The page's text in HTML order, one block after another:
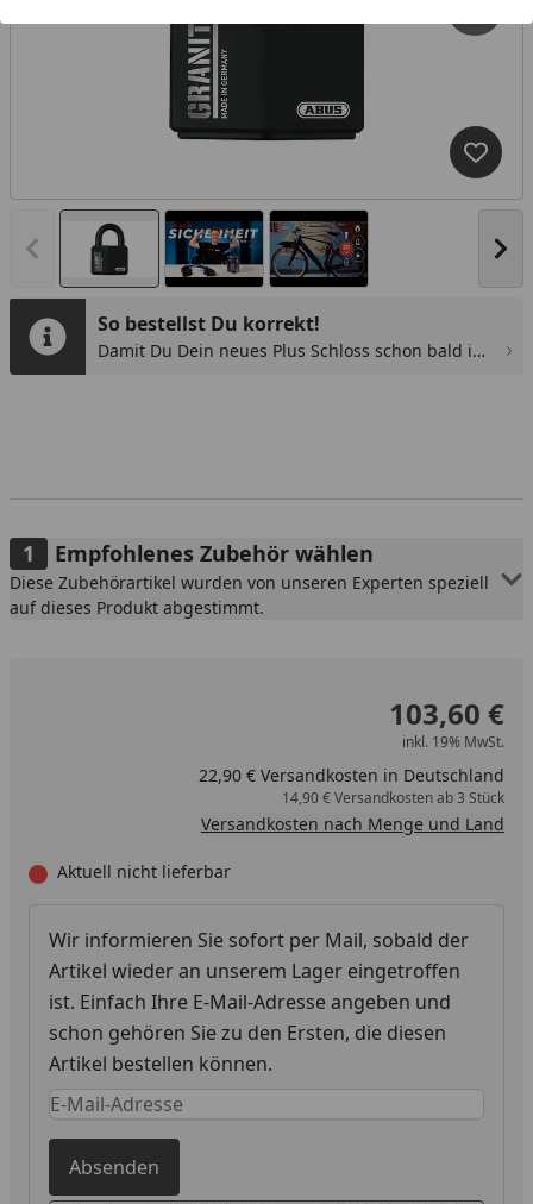
Vorheriges Bild anzeigen
So bestellst Du korrekt!
Damit Du Dein neues Plus Schloss schon bald in
Empfohlenes Zubehör wählen
Diese Zubehörartikel wurden von unseren Experten speziell
auf dieses Produkt abgestimmt.
103,60 €
inkl. 19% MwSt.
22,90 € Versandkosten in Deutschland
14,90 € Versandkosten ab 3 Stück
Versandkosten nach Menge und Land
Aktuell nicht lieferbar
Wir informieren Sie sofort per Mail, sobald der
Artikel wieder an unserem Lager eingetroffen
ist. Einfach Ihre E-Mail-Adresse angeben und
schon gehören Sie zu den Ersten, die diesen
Artikel bestellen können.
Keine Eingabe erforderlich
Eingabe erforderlich
Absenden